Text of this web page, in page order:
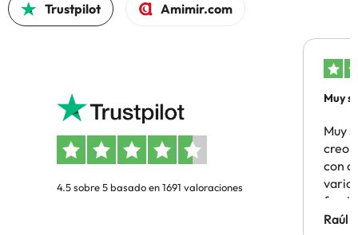
Trustpilot Amimir.com
4.5 sobre 5 basado en 1691 valoraciones
Muy
Muy
creo
con
Hotel
Raúl